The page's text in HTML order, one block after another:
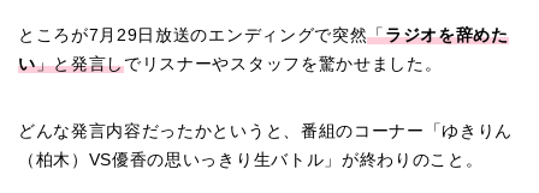
ところが7月29日放送のエンディングで突然「ラジオを辞めた
い」と発言しでリスナーやスタッフを驚かせました。
どんな発言内容だったかというと、番組のコーナー「ゆきりん
（柏木）VS優香の思いっきり生バトル」が終わりのこと。